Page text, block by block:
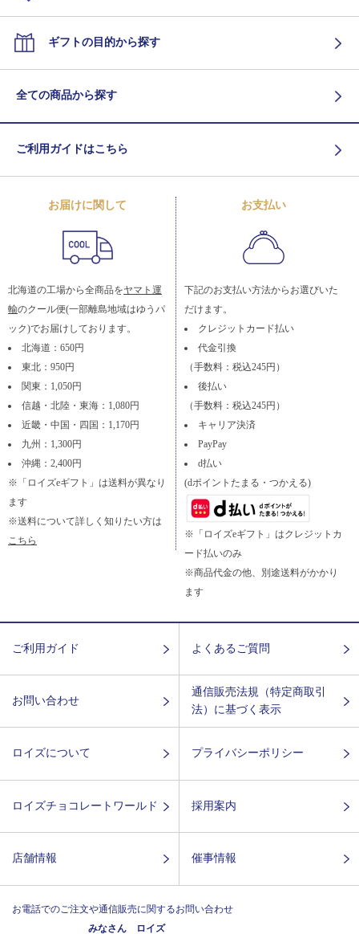
ギフトの目的から探す
全ての商品から探す
ご利用ガイドはこちら
お届けに関して
北海道の工場から全商品をヤマト運
輸のクール便(一部離島地域はゆうパ
ック)でお届けしております。
北海道：650円
東北：950円
関東：1,050円
信越・北陸・東海：1,080円
近畿・中国・四国：1,170円
九州：1,300円
沖縄：2,400円
※「ロイズeギフト」は送料が異なり
ます
※送料について詳しく知りたい方は
こちら
お支払い
下記のお支払い方法からお選びいた
だけます。
クレジットカード払い
代金引換
（手数料：税込245円）
後払い
（手数料：税込245円）
キャリア決済
PayPay
d払い
(dポイントたまる・つかえる)
※「ロイズeギフト」はクレジットカ
ード払いのみ
※商品代金の他、別途送料がかかり
ます
ご利用ガイド よくあるご質問
お問い合わせ
通信販売法規（特定商取引
法）に基づく表示
ロイズについて プライバシーポリシー
ロイズチョコレートワールド 採用案内
店舗情報 催事情報
お電話でのご注文や通信販売に関するお問い合わせ
みなさん ロイズ